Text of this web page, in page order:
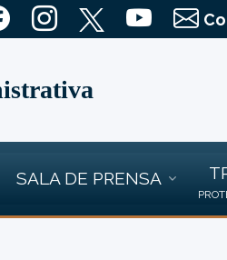
SALA DE PRENSA